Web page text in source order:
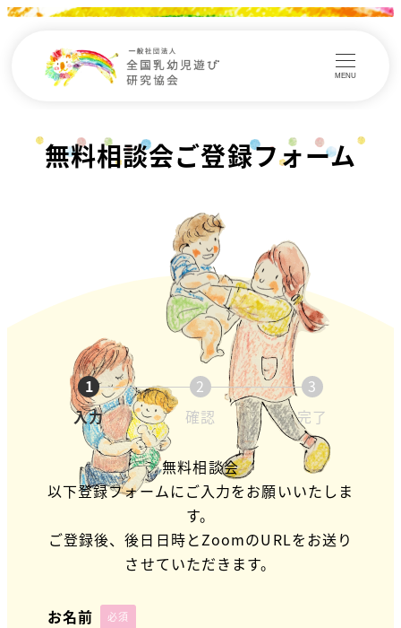
MENU
無料相談会ご登録フォーム
1
入力
2
確認
3
完了
無料相談会
以下登録フォームにご入力をお願いいたしま
す。
ご登録後、後日日時とZoomのURLをお送り
させていただきます。
お名前 必須